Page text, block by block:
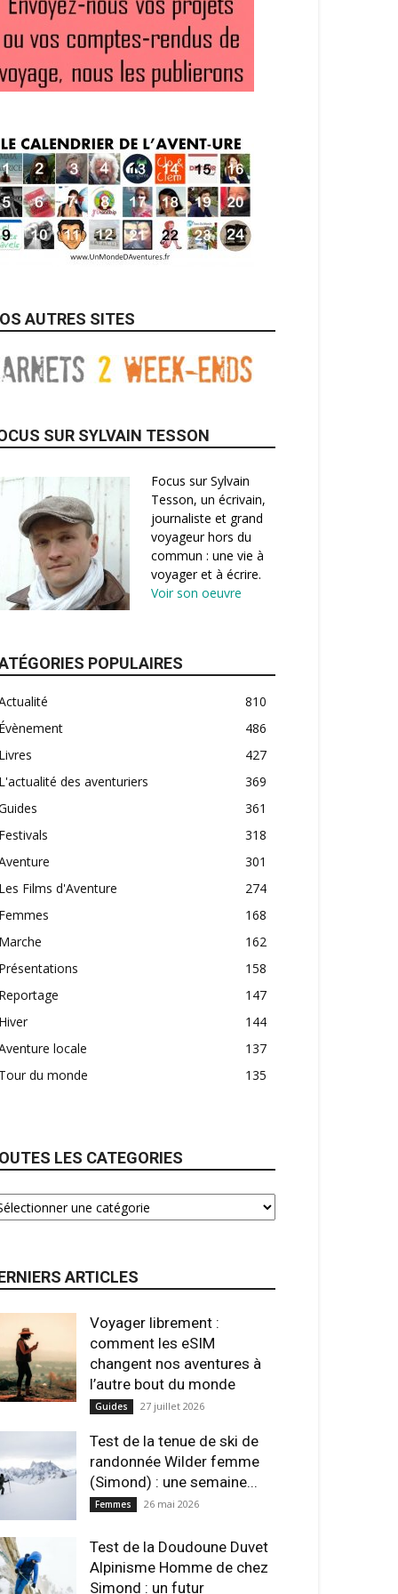
AUTRES SITES
SUR SYLVAIN TESSON
Focus sur Sylvain
Tesson, un écrivain,
journaliste et grand
voyageur hors du
commun : une vie à
voyager et à écrire.
Voir son oeuvre
POPULAIRES
810
486
427
des aventuriers
369
361
318
301
Films d'Aventure
274
168
162
158
147
144
locale
137
du monde
135
LES CATEGORIES
ARTICLES
Voyager librement :
comment les eSIM
changent nos aventures à
l’autre bout du monde
Guides 27 juillet 2026
Test de la tenue de ski de
randonnée Wilder femme
(Simond) : une semaine...
Femmes 26 mai 2026
Test de la Doudoune Duvet
Alpinisme Homme de chez
Simond : un futur